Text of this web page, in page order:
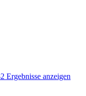
Ergebnisse anzeigen